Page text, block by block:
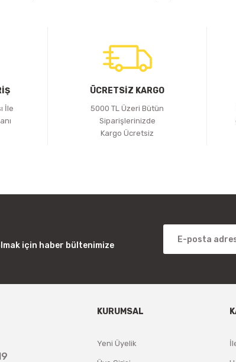
İle
ÜCRETSİZ KARGO
5000 TL Üzeri Bütün
Siparişlerinizde
Kargo Ücretsiz
için haber bültenimize
KURUMSAL
Yeni Üyelik